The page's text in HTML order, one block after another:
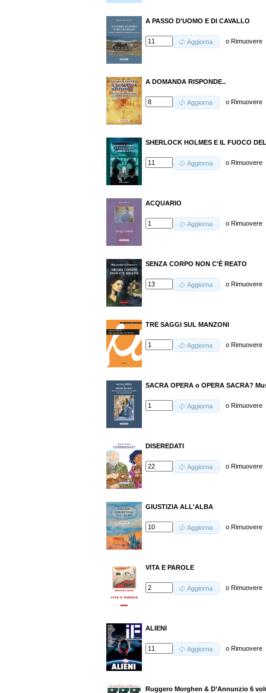
A PASSO D'UOMO E DI CAVALLO
Aggiorna oRimuovere
A DOMANDA RISPONDE..
Aggiorna oRimuovere
SHERLOCK HOLMES E IL FUOCO
Aggiorna oRimuovere
ACQUARIO
Aggiorna oRimuovere
SENZA CORPO NON C'È REATO
Aggiorna oRimuovere
TRE SAGGI SUL MANZONI
Aggiorna oRimuovere
SACRA OPERA o OPERA SACRA?
Aggiorna oRimuovere
DISEREDATI
Aggiorna oRimuovere
GIUSTIZIA ALL'ALBA
Aggiorna oRimuovere
VITA E PAROLE
Aggiorna oRimuovere
ALIENI
Aggiorna oRimuovere
Ruggero Morghen & D’Annunzio 6